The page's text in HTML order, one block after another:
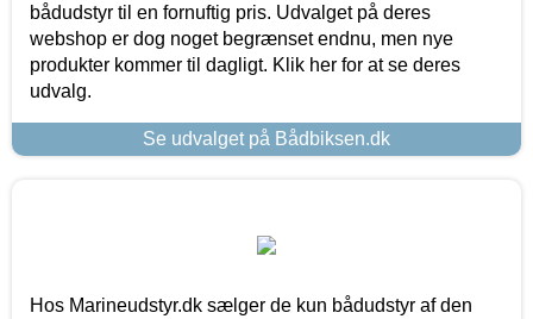
bådudstyr til en fornuftig pris. Udvalget på deres
webshop er dog noget begrænset endnu, men nye
produkter kommer til dagligt. Klik her for at se deres
udvalg.
Se udvalget på Bådbiksen.dk
Hos Marineudstyr.dk sælger de kun bådudstyr af den